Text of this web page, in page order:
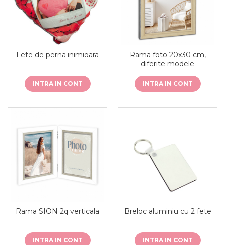
Fete de perna inimioara
INTRA IN CONT
Rama foto 20x30 cm,
diferite modele
INTRA IN CONT
Rama SION 2q verticala
INTRA IN CONT
Breloc aluminiu cu 2 fete
INTRA IN CONT